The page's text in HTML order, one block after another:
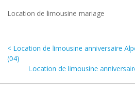
Location de limousine mariage
< Location de limousine anniversaire
(04)
Location de limousine